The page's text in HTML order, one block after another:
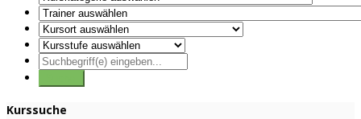
Kurssuche